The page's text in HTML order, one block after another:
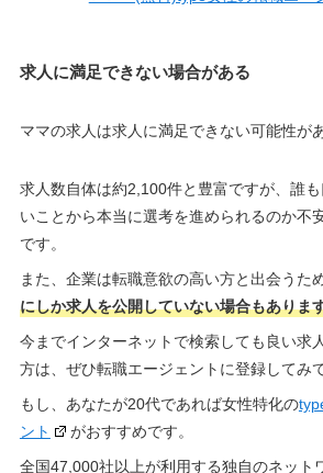
求人に満足できない場合がある
ママの求人は求人に満足できない可能性が
求人数自体は約2,100件と豊富ですが、誰
いことから本当に選考を進められるのか不
です。
また、企業は転職意欲の高い方と出会うため
にしか求人を公開していない場合もありま
今までインターネットで検索しても良い求
方は、ぜひ転職エージェントに登録してみ
もし、あなたが20代であれば女性特化の
ント
がおすすめです。
全国47,000社以上が利用する独自のネット